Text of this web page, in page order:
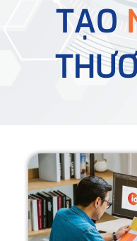
TẠO